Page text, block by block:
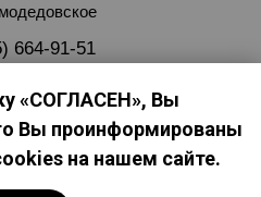
«СОГЛАСЕН», Вы
Вы проинформированы
на нашем сайте.
664-91-51
Все права защищены